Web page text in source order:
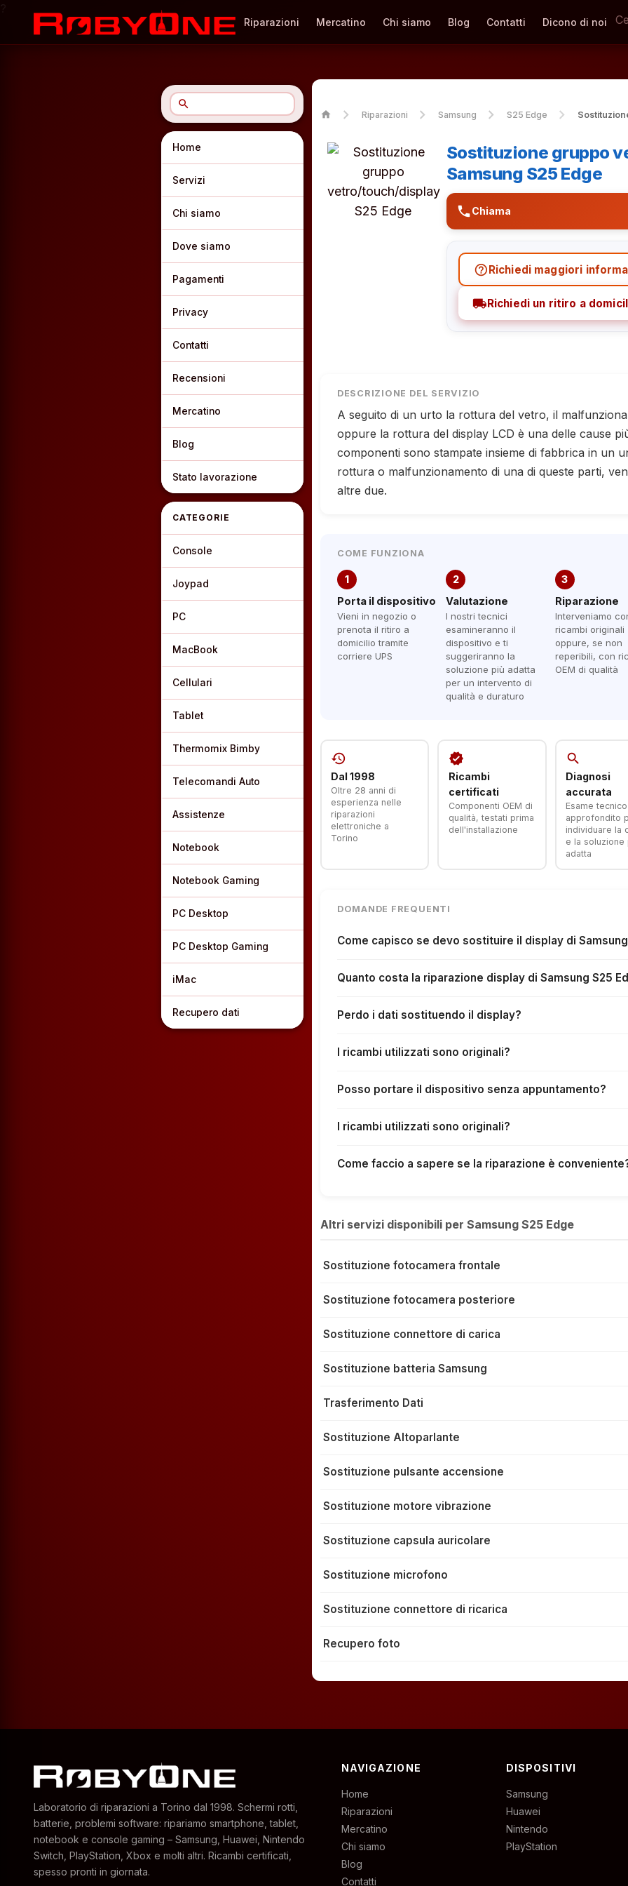
Riparazioni Mercatino Chi siamo Blog Contatti Dicono di noi
search
Home
Servizi
Chi siamo
Dove siamo
Pagamenti
Privacy
Contatti
Recensioni
Mercatino
Blog
Stato lavorazione
CATEGORIE
Console
Joypad
PC
MacBook
Cellulari
Tablet
Thermomix Bimby
Telecomandi Auto
Assistenze
Notebook
Notebook Gaming
PC Desktop
PC Desktop Gaming
iMac
Recupero dati
home Riparazioni Samsung S25 Edge
Sostituzione gruppo
Samsung S25 Edge
phoneChiama
help_outlineRichiedi maggiori
local_shippingRichiedi un ritiro a
DESCRIZIONE DEL SERVIZIO
A seguito di un urto la rottura del vetro, il
oppure la rottura del display LCD è una delle cause
componenti sono stampate insieme di fabbrica in un
rottura o malfunzionamento di una di queste parti,
altre due.
COME FUNZIONA
1
Porta il dispositivo
Vieni in negozio o
prenota il ritiro a
domicilio tramite
corriere UPS
2
Valutazione
I nostri tecnici
esamineranno il
dispositivo e ti
suggeriranno la
soluzione più adatta
per un intervento di
qualità e duraturo
3
Riparazione
Interveniamo
ricambi originali
oppure, se non
reperibili, con
OEM di qualità
history
Dal 1998
Oltre 28 anni di
esperienza nelle
riparazioni
elettroniche a
Torino
verified
Ricambi
certificati
Componenti OEM di
qualità, testati prima
dell'installazione
search
Diagnosi
accurata
Esame tecnico
approfondito
individuare la
e la soluzione
adatta
DOMANDE FREQUENTI
Come capisco se devo sostituire il display di
Quanto costa la riparazione display di Samsung S25
Perdo i dati sostituendo il display?
I ricambi utilizzati sono originali?
Posso portare il dispositivo senza appuntamento?
I ricambi utilizzati sono originali?
Come faccio a sapere se la riparazione è
Altri servizi disponibili per Samsung S25 Edge
Sostituzione fotocamera frontale
Sostituzione fotocamera posteriore
Sostituzione connettore di carica
Sostituzione batteria Samsung
Trasferimento Dati
Sostituzione Altoparlante
Sostituzione pulsante accensione
Sostituzione motore vibrazione
Sostituzione capsula auricolare
Sostituzione microfono
Sostituzione connettore di ricarica
Recupero foto
Laboratorio di riparazioni a Torino dal 1998. Schermi rotti,
batterie, problemi software: ripariamo smartphone, tablet,
notebook e console gaming – Samsung, Huawei, Nintendo
Switch, PlayStation, Xbox e molti altri. Ricambi certificati,
spesso pronti in giornata.
NAVIGAZIONE
Home
Riparazioni
Mercatino
Chi siamo
Blog
Contatti
DISPOSITIVI
Samsung
Huawei
Nintendo
PlayStation